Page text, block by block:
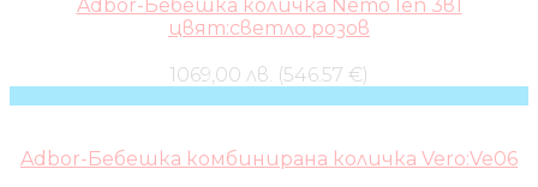
Adbor-Бебешка количка Nemo len 3в1
цвят:светло розов
1069,00 лв. (546.57 €)
Adbor-Бебешка комбинирана количка Vero:Ve06